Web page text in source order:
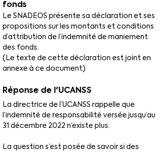
fonds
Le SNADEOS présente sa déclaration et ses
propositions sur les montants et conditions
d’attribution de l’indemnité de maniement
des fonds.
(Le texte de cette déclaration est joint en
annexe à ce document)
Réponse de l'UCANSS
La directrice de l’UCANSS rappelle que
l’indemnité de responsabilité versée jusqu’au
31 décembre 2022 n’existe plus.
La question s’est posée de savoir si des